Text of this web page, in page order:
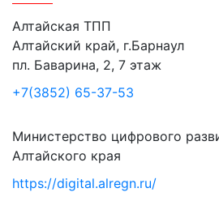
Алтайская ТПП
Алтайский край, г.Барнаул
пл. Баварина, 2, 7 этаж
+7(3852) 65-37-53
Министерство цифрового
Алтайского края
https://digital.alregn.ru/